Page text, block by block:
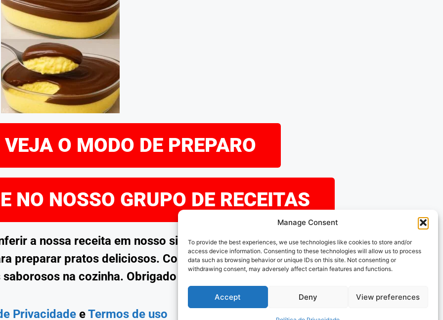
Manage Consent
To provide the best experiences, we use technologies like cookies to store and/or
access device information. Consenting to these technologies will allow us to process
data such as browsing behavior or unique IDs on this site. Not consenting or
withdrawing consent, may adversely affect certain features and functions.
Accept Deny View preferences
O MODO DE PREPARO
NO NOSSO GRUPO DE RECEITAS
a nossa receita em nosso site. Esperamos que tenha
preparar pratos deliciosos. Continue explorando as nossas
na cozinha. Obrigado por nos acompanhar!
PrivacidadeeTermos de uso